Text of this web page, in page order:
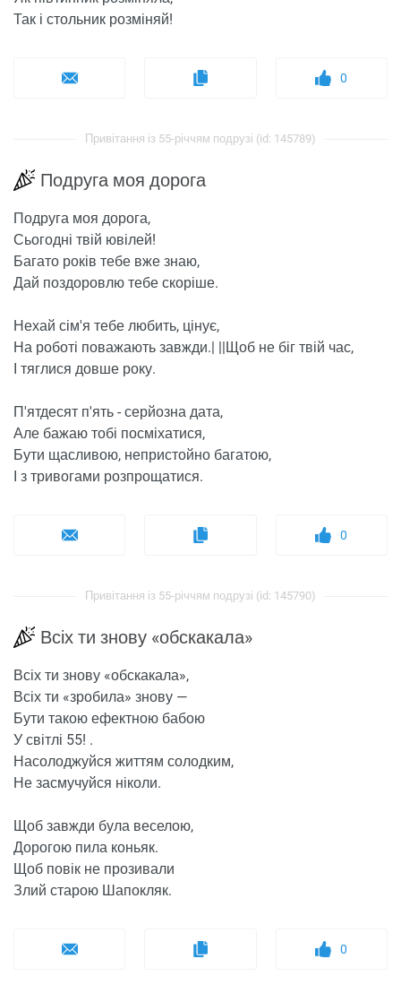
Так і стольник розміняй!
0
Привітання із 55-річчям подрузі (id: 145789)
Подруга моя дорога
Подруга моя дорога,
Сьогодні твій ювілей!
Багато років тебе вже знаю,
Дай поздоровлю тебе скоріше.
Нехай сім'я тебе любить, цінує,
На роботі поважають завжди.| ||Щоб не біг твій час,
І тяглися довше року.
П'ятдесят п'ять - серйозна дата,
Але бажаю тобі посміхатися,
Бути щасливою, непристойно багатою,
І з тривогами розпрощатися.
0
Привітання із 55-річчям подрузі (id: 145790)
Всіх ти знову «обскакала»
Всіх ти знову «обскакала»,
Всіх ти «зробила» знову —
Бути такою ефектною бабою
У світлі 55! .
Насолоджуйся життям солодким,
Не засмучуйся ніколи.
Щоб завжди була веселою,
Дорогою пила коньяк.
Щоб повік не прозивали
Злий старою Шапокляк.
0